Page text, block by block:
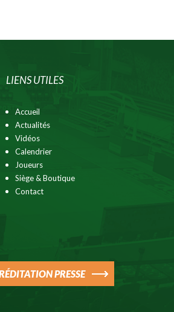
LIENS UTILES
Accueil
Actualités
Vidéos
Calendrier
Joueurs
Siège & Boutique
Contact
PRESSE